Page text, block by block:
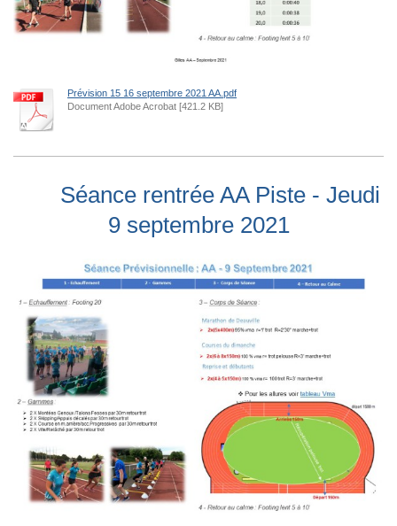
Prévision 15 16 septembre 2021 AA.pdf
Document Adobe Acrobat [421.2 KB]
Séance rentrée AA Piste - Jeudi
9 septembre 2021